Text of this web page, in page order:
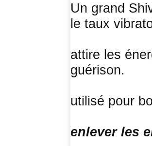
Un grand
le taux
attire les
guérison.
utilisé pour
enlever les